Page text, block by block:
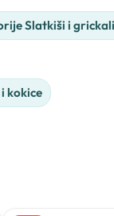
Slatkiši i
kokice